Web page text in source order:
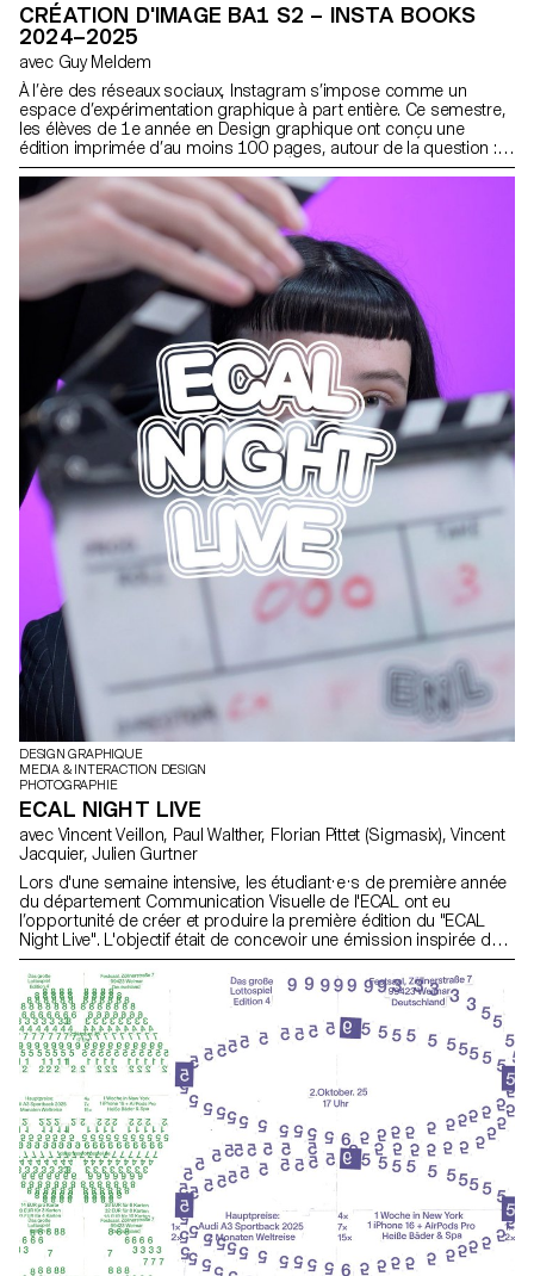
CRÉATION D'IMAGE BA1 S2 – INSTA BOOKS
2024–2025
avec Guy Meldem
À l’ère des réseaux sociaux, Instagram s’impose comme un
espace d’expérimentation graphique à part entière. Ce semestre,
les élèves de 1e année en Design graphique ont conçu une
édition imprimée d’au moins 100 pages, autour de la question :
que signifie créer pour Instagram ? À travers cette exploration, ils
ont interrogé les codes visuels de la plateforme, les stratégies
d’attention qu’elle induit, et les formes de graphisme qu’elle
stimule. Chaque projet propose une réflexion sur la manière de
transposer, prolonger ou rejouer ces créations dans l’espace
numérique. Entre édition imprimée et création en ligne, ces travaux
esquissent de nouvelles manières d’habiter les images et les
réseaux.
DESIGN GRAPHIQUE
MEDIA & INTERACTION DESIGN
PHOTOGRAPHIE
ECAL NIGHT LIVE
avec Vincent Veillon, Paul Walther, Florian Pittet (Sigmasix), Vincent
Jacquier, Julien Gurtner
Lors d'une semaine intensive, les étudiant·e·s de première année
du département Communication Visuelle de l'ECAL ont eu
l’opportunité de créer et produire la première édition du "ECAL
Night Live". L'objectif était de concevoir une émission inspirée des
formats télévisés satiriques. Répartis en équipes
pluridisciplinaires, regroupant des étudiant·e·s du Bachelor en
Design Graphique, Media & Interaction Design et Photographie, ils
ont collaboré par équipe pour créer tout le contenu, les décors et
l'habillage de l'émission, réalisant ainsi un projet 100% fait maison
en un temps record. Le thème principal portait sur l’autodérision,
ciblant les métiers de la communication visuelle, les étudiant.e.s et
l'institution elle-même, avec une petite touche d'actualité. Ce projet
a été encadré par Vincent Veillon et Paul Walther, réalisateurs
notamment de l’émission "52 minutes" sur la RTS, ainsi que par
Florian Pittet, expert en scénographie digitale, qui a accompagné
la création du plateau de tournage de l'émission.